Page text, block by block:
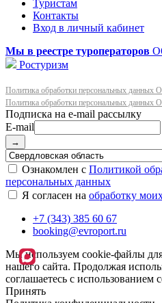
Туристам
Контакты
Вход в личный кабинет
Мы в реестре туроператоров
Ростуризм
Политика обработки персональных данных
Политика обработки персональных данных
E-mail
→
Ознакомлен с Политикой
персональных данных
Я согласен на обработку
+7 (343) 385 60 67
booking@evroport.ru
Мы используем cookie-файлы
нашего сайта. Продолжая
соглашаетесь с использованием
Принять